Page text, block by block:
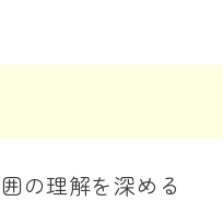
の理解を深める